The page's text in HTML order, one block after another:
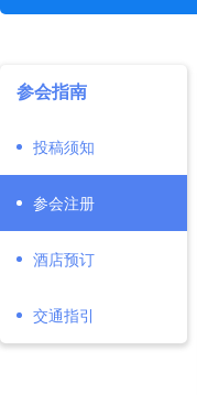
参会指南
投稿须知
参会注册
酒店预订
交通指引